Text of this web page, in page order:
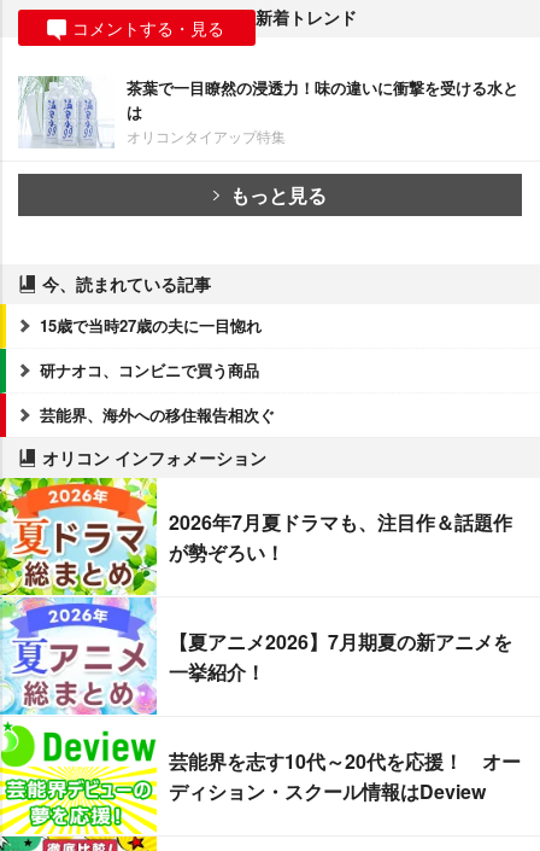
コメントする・見る 新着トレンド
茶葉で一目瞭然の浸透力！味の違いに衝撃を受ける水と
は
オリコンタイアップ特集
もっと見る
今、読まれている記事
15歳で当時27歳の夫に一目惚れ
研ナオコ、コンビニで買う商品
芸能界、海外への移住報告相次ぐ
オリコン インフォメーション
2026年7月夏ドラマも、注目作＆話題作
が勢ぞろい！
【夏アニメ2026】7月期夏の新アニメを
一挙紹介！
芸能界を志す10代～20代を応援！ オー
ディション・スクール情報はDeview